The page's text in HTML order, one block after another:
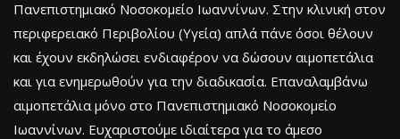
Πανεπιστημιακό Νοσοκομείο Ιωαννίνων. Στην κλινική στον
περιφερειακό Περιβολίου (Υγεία) απλά πάνε όσοι θέλουν
και έχουν εκδηλώσει ενδιαφέρον να δώσουν αιμοπετάλια
και για ενημερωθούν για την διαδικασία. Επαναλαμβάνω
αιμοπετάλια μόνο στο Πανεπιστημιακό Νοσοκομείο
Ιωαννίνων. Ευχαριστούμε ιδιαίτερα για το άμεσο